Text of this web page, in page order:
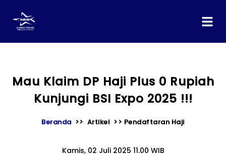
Mau Klaim DP Haji Plus 0 Rupiah
Kunjungi BSI Expo 2025 !!!
Beranda >> Artikel >> Pendaftaran Haji
Kamis, 02 Juli 2025 11.00 WIB